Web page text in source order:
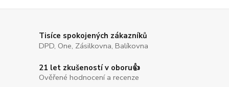
Tisíce spokojených zákazníků
DPD, One, Zásilkovna, Balíkovna
21 let zkušeností v oboru👍
Ověřené hodnocení a recenze